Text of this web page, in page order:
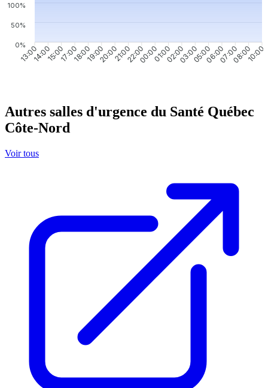
100%
50%
0%
13:0014:0015:0017:0018:0019:0020:0021:0022:0000:0001:0002:0003:0005:0006:0007:0008:0010:00
Autres salles d'urgence du Santé Québec
Côte-Nord
Voir tous